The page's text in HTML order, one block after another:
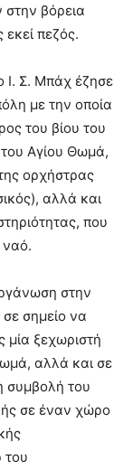
βόρεια
πεζός.
Ι. Σ. Μπάχ έζησε
με την οποία
του βίου του
Αγίου Θωμά,
ορχήστρας
αλλά και
που
στην
σημείο να
μία ξεχωριστή
αλλά και σε
συμβολή του
σε έναν χώρο
του